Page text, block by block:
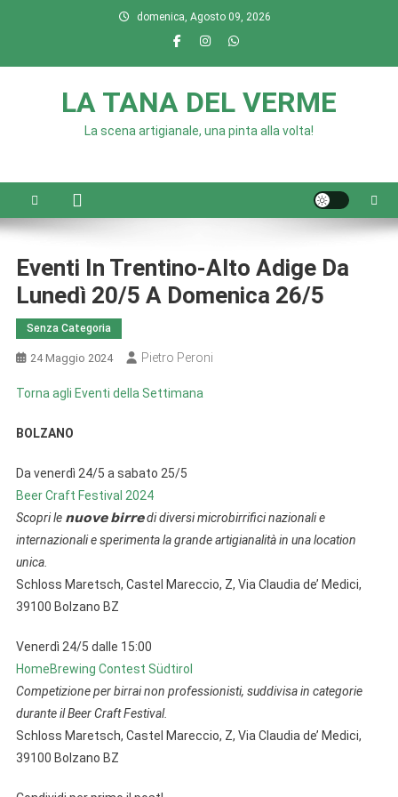
domenica, Agosto 09, 2026
LA TANA DEL VERME
La scena artigianale, una pinta alla volta!
Eventi In Trentino-Alto Adige Da
Lunedì 20/5 A Domenica 26/5
Senza Categoria
24 Maggio 2024 Pietro Peroni
Torna agli Eventi della Settimana
BOLZANO
Da venerdì 24/5 a sabato 25/5
Beer Craft Festival 2024
Scopri le 𝗻𝘂𝗼𝘃𝗲 𝗯𝗶𝗿𝗿𝗲 di diversi microbirrifici nazionali e
internazionali e sperimenta la grande artigianalità in una location
unica.
Schloss Maretsch, Castel Mareccio, Z, Via Claudia de’ Medici,
39100 Bolzano BZ
Venerdì 24/5 dalle 15:00
HomeBrewing Contest Südtirol
Competizione per birrai non professionisti, suddivisa in categorie
durante il Beer Craft Festival.
Schloss Maretsch, Castel Mareccio, Z, Via Claudia de’ Medici,
39100 Bolzano BZ